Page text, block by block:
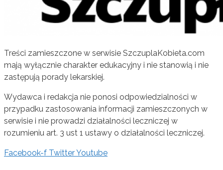
Treści zamieszczone w serwisie SzczuplaKobieta.com
mają wyłącznie charakter edukacyjny i nie stanowią i nie
zastępują porady lekarskiej.
Wydawca i redakcja nie ponosi odpowiedzialności w
przypadku zastosowania informacji zamieszczonych w
serwisie i nie prowadzi działalności leczniczej w
rozumieniu art. 3 ust 1 ustawy o działalności leczniczej.
Facebook-f TwitterYoutube